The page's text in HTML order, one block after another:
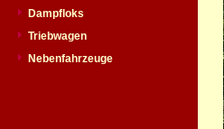
Dampfloks
Triebwagen
Nebenfahrzeuge